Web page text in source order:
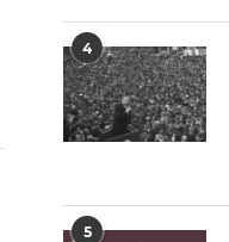
4
5